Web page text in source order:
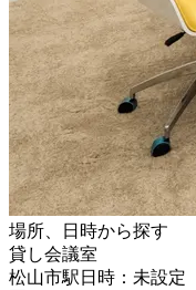
場所、日時から探す
貸し会議室
松山市駅日時：未設定